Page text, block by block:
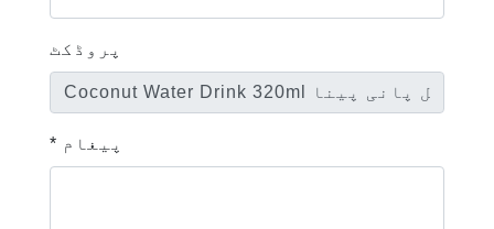
پروڈکٹ
* پیغام